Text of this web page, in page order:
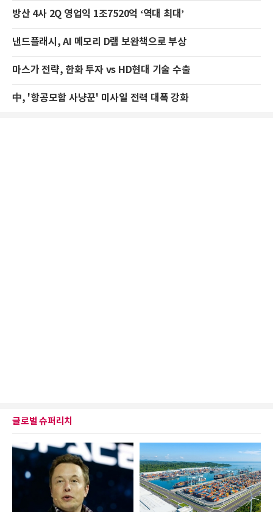
방산 4사 2Q 영업익 1조7520억 ‘역대 최대’
낸드플래시, AI 메모리 D램 보완책으로 부상
마스가 전략, 한화 투자 vs HD현대 기술 수출
中, '항공모함 사냥꾼' 미사일 전력 대폭 강화
글로벌 슈퍼리치